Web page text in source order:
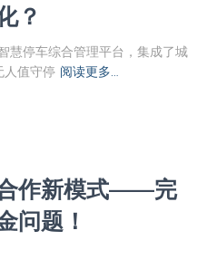
？
慧停车综合管理平台，集成了城
人值守停 阅读更多…
作新模式——完
问题！